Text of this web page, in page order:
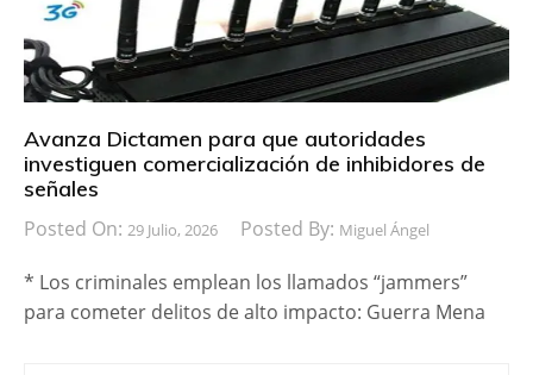
Avanza Dictamen para que autoridades
investiguen comercialización de inhibidores de
señales
Posted On: 29 Julio, 2026 Posted By: Miguel Ángel
* Los criminales emplean los llamados “jammers”
para cometer delitos de alto impacto: Guerra Mena